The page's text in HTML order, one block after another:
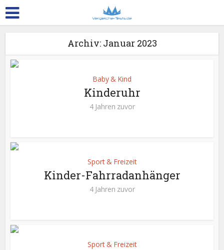
Archiv: Januar 2023
Baby & Kind
Kinderuhr
4 Jahren zuvor
Sport & Freizeit
Kinder-Fahrradanhänger
4 Jahren zuvor
Sport & Freizeit